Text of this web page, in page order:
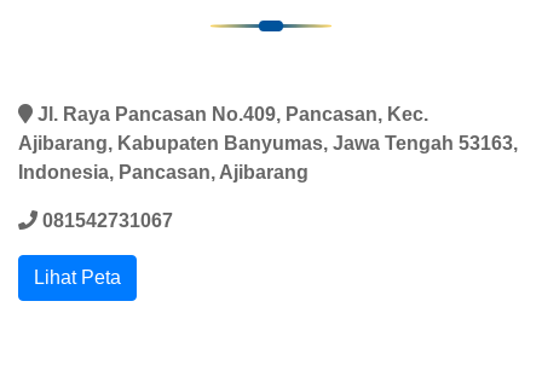
Jl. Raya Pancasan No.409, Pancasan, Kec.
Ajibarang, Kabupaten Banyumas, Jawa Tengah 53163,
Indonesia, Pancasan, Ajibarang
081542731067
Lihat Peta